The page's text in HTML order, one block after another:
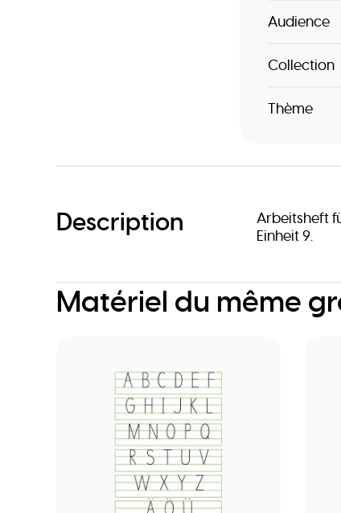
Audience
Collection
Thème
Description
Arbeitsheft
Einheit 9.
Matériel du même